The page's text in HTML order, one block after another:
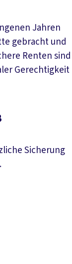
Jahren
gebracht und
Renten sind
Gerechtigkeit
Sicherung